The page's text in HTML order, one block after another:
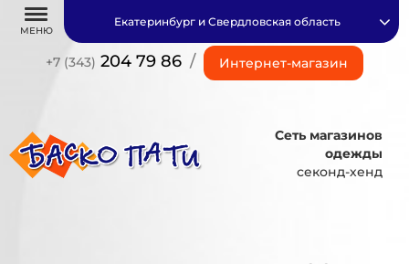
МЕНЮ
+7 (343) 204 79 86 / Интернет-магазин
Екатеринбург и Свердловская область
Сеть магазинов
одежды
секонд-хенд